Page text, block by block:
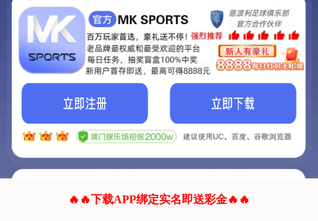
联系我们!